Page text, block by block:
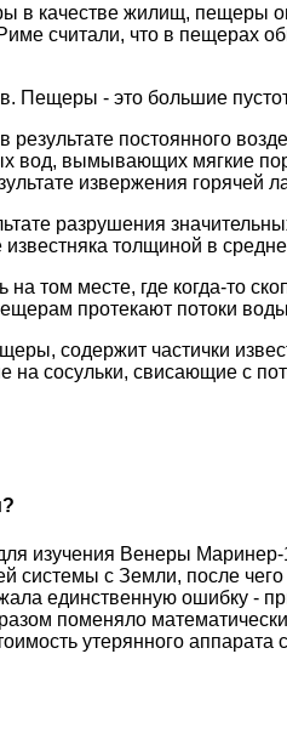
в качестве жилищ, пещеры
считали, что в пещерах
- это большие
постоянного
вод, вымывающих мягкие
извержения горячей
разрушения
толщиной в
том месте, где когда-то
протекают потоки
содержит частички
сосульки, свисающие с
изучения Венеры
системы с Земли, после
единственную ошибку -
поменяло
утерянного аппарата